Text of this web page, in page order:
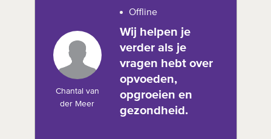
Chantal van
der Meer
Offline
Wij helpen je
verder als je
vragen hebt over
opvoeden,
opgroeien en
gezondheid.